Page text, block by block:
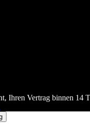
Ihren Vertrag binnen 14